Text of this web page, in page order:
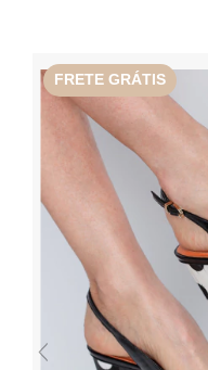
FRETE GRÁTIS